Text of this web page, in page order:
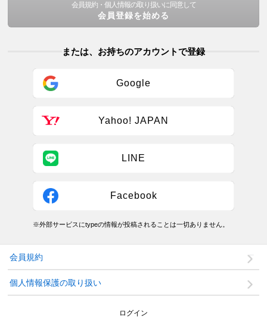
会員規約・個人情報の取り扱いに同意して
会員登録を始める
または、お持ちのアカウントで登録
Google
Yahoo! JAPAN
LINE
Facebook
※外部サービスにtypeの情報が投稿されることは一切ありません。
会員規約
個人情報保護の取り扱い
ログイン